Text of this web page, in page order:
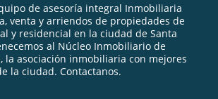
de asesoría integral Inmobiliaria
venta y arriendos de propiedades de
y residencial en la ciudad de Santa
al Núcleo Inmobiliario de
la asociación inmobiliaria con mejores
la ciudad. Contactanos.